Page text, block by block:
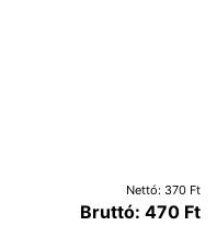
Nettó: 370 Ft
Bruttó: 470 Ft